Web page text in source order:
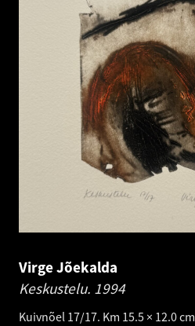
Virge Jõekalda
Keskustelu. 1994
Kuivnõel 17/17. Km 15.5 × 12.0 cm